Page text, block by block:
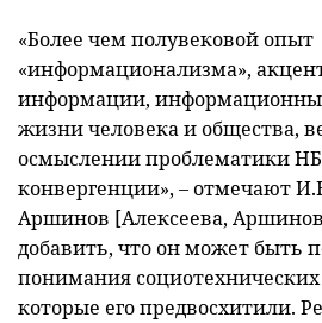
«Более чем полувековой опыт
«информационализма»,
информации,
жизни человека и общества,
осмыслении проблематики
конвергенции», – отмечают
Аршинов [Алексеева,
добавить, что он может быть
понимания
которые его предвосхитили.